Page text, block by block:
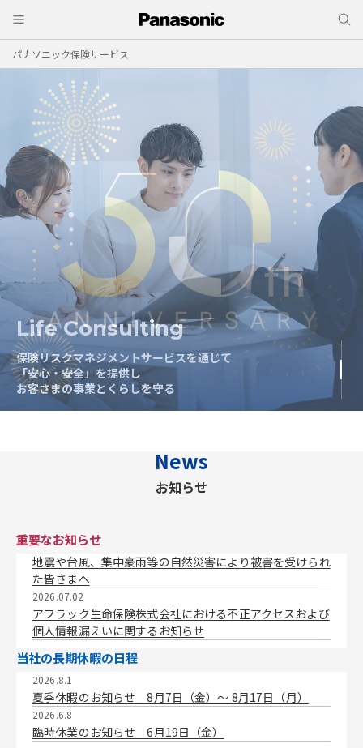
パナソニック保険サービス
Life Consulting
保険リスクマネジメントサービスを通じて
「安心・安全」を提供し
お客さまの事業とくらしを守る
Risk Consulting
保険リスクマネジメントサービスを通じて
「安心・安全」を提供し
お客さまの事業とくらしを守る
News
お知らせ
重要なお知らせ
地震や台風、集中豪雨等の自然災害により被害を受けられ
た皆さまへ
2026.07.02
アフラック生命保険株式会社における不正アクセスおよび
個人情報漏えいに関するお知らせ
当社の長期休暇の日程
2026.8.1
夏季休暇のお知らせ 8月7日（金）〜 8月17日（月）
2026.6.8
臨時休業のお知らせ 6月19日（金）